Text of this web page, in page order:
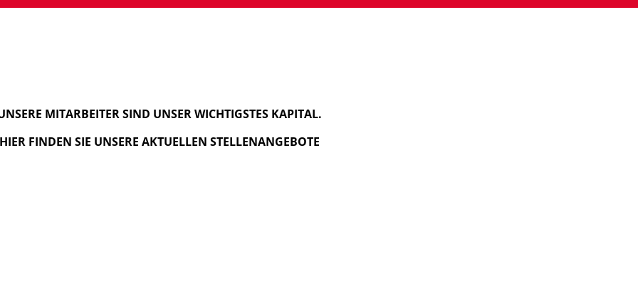
MITARBEITER SIND UNSER WICHTIGSTES KAPITAL.
HIER FINDEN SIE UNSERE AKTUELLEN STELLENANGEBOTE